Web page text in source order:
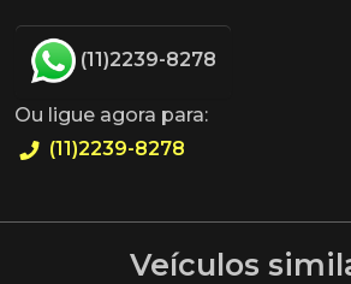
(11)2239-8278
Ou ligue agora para:
(11)2239-8278
Veículos